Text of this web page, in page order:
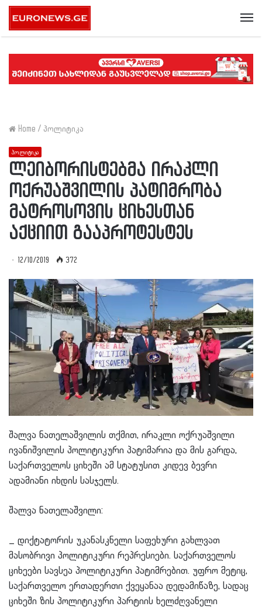
Home / პოლიტიკა
პოლიტიკა
ლეიბორისტებმა ირაკლი
ოქრუაშვილის პატიმრობა
მატროსოვის ციხესთან
აქციით გააპროტესტეს
12/10/2019 372
შალვა ნათელაშვილის თქმით, ირაკლი ოქრუაშვილი
ივანიშვილის პოლიტიკური პატიმარია და მის გარდა,
საქართველოს ციხეში ამ სტატუსით კიდევ ბევრი
ადამიანი იხდის სასჯელს.
შალვა ნათელაშვილი:
_ დიქტატორის უკანასკნელი საფეხური გახლვათ
მასობრივი პოლიტიკური რეპრესიები. საქართველოს
ციხეები სავსეა პოლიტიკური პატიმრებით. უფრო მეტიც,
საქართველო ერთადერთი ქვეყანაა დედამიწაზე, სადაც
ციხეში ზის პოლიტიკური პარტიის ხელძღვანელი